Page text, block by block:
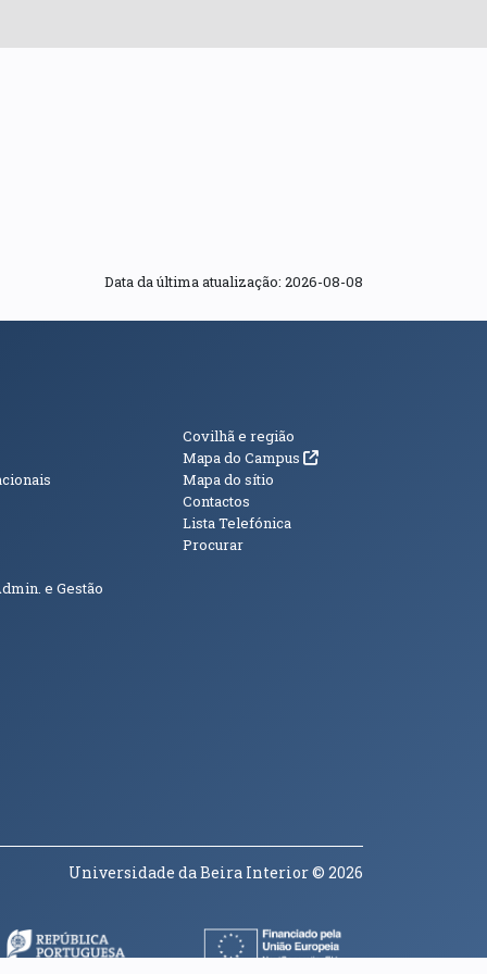
Data da última atualização: 2026-08-08
e Gestão
Informações
Covilhã e região
Mapa do Campus (abre em nova janela)
Mapa do sítio
Contactos
Lista Telefónica
Procurar
Universidade da Beira Interior© 2026
janela) (abre em nova janela)